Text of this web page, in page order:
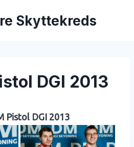
Skyttekreds
DGI 2013
Pistol DGI 2013